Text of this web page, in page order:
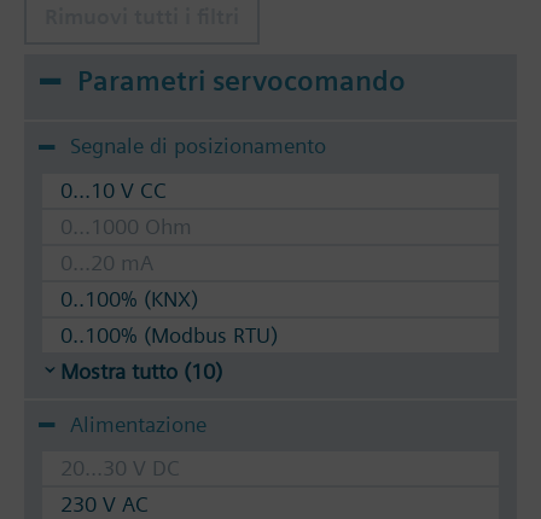
Parametri servocomando
Segnale di posizionamento
0...10 V CC
0...1000 Ohm
0...20 mA
0..100% (KNX)
0..100% (Modbus RTU)
Mostra tutto (10)
Alimentazione
20...30 V DC
230 V AC